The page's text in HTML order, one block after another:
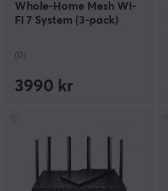
Whole-Home Mesh Wi-
Fi 7 System (3-pack)
(0)
3990 kr